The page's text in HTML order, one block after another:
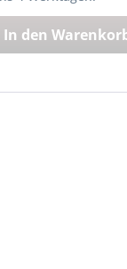
In den